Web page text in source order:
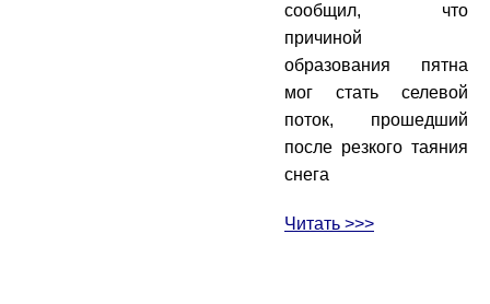
сообщил, что
причиной
образования пятна
мог стать селевой
поток, прошедший
после резкого таяния
снега
Читать >>>